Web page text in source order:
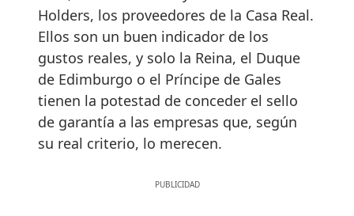
Holders, los proveedores de la Casa Real.
Ellos son un buen indicador de los
gustos reales, y solo la Reina, el Duque
de Edimburgo o el Príncipe de Gales
tienen la potestad de conceder el sello
de garantía a las empresas que, según
su real criterio, lo merecen.